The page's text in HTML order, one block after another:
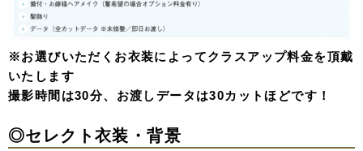
※お選びいただくお衣装によってクラスアップ料金を頂戴
いたします
撮影時間は30分、お渡しデータは30カットほどです！
◎セレクト衣装・背景